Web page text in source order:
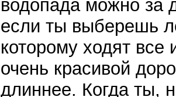
водопада можно за
если ты выберешь
которому ходят
очень красивой
длиннее. Когда ты,